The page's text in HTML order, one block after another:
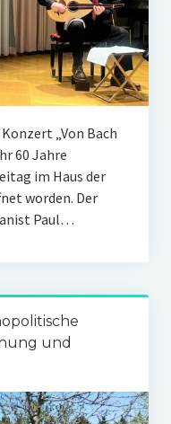
„Von Bach
60 Jahre
im Haus der
worden. Der
Paul…
und